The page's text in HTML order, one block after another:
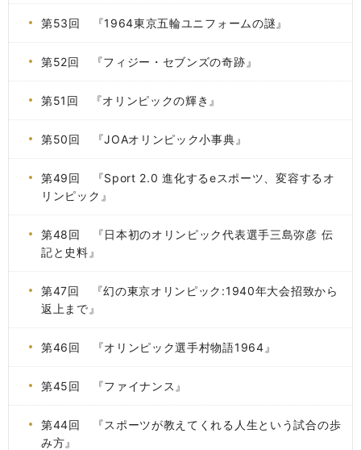
第53回 『1964東京五輪ユニフォームの謎』
第52回 『フィジー・セブンズの奇跡』
第51回 『オリンピックの輝き』
第50回 『JOAオリンピック小事典』
第49回 『Sport 2.0 進化するeスポーツ、変容するオ
リンピック』
第48回 『日本初のオリンピック代表選手三島弥彦 伝
記と史料』
第47回 『幻の東京オリンピック:1940年大会招致から
返上まで』
第46回 『オリンピック選手村物語1964』
第45回 『ファイナンス』
第44回 『スポーツが教えてくれる人生という試合の歩
み方』